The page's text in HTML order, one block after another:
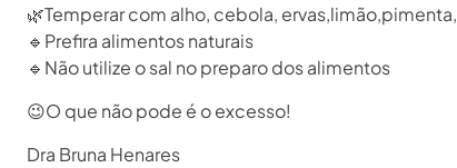
🌿Temperar com alho, cebola,
🔹Prefira alimentos naturais
🔹Não utilize o sal no preparo dos alimentos
😉O que não pode é o excesso!
Dra Bruna Henares